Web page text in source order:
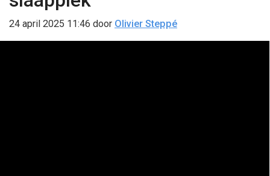
24 april 2025 11:46 door Olivier Steppé